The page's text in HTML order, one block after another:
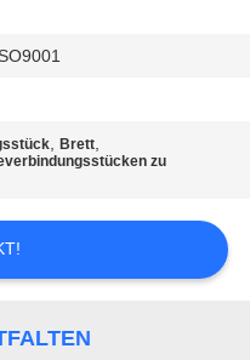
,Brett,
zu